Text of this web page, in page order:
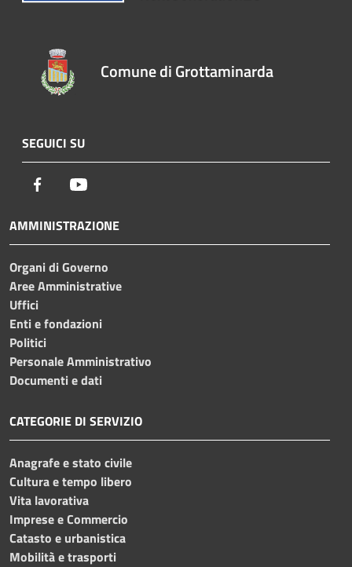
Comune di Grottaminarda
SEGUICI SU
Facebook
AMMINISTRAZIONE
Organi di Governo
Aree Amministrative
Uffici
Enti e fondazioni
Politici
Personale Amministrativo
Documenti e dati
CATEGORIE DI SERVIZIO
Anagrafe e stato civile
Cultura e tempo libero
Vita lavorativa
Imprese e Commercio
Catasto e urbanistica
Mobilità e trasporti